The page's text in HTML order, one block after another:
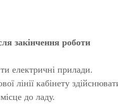
закінчення роботи
електричні прилади.
лінії кабінету
до ладу.